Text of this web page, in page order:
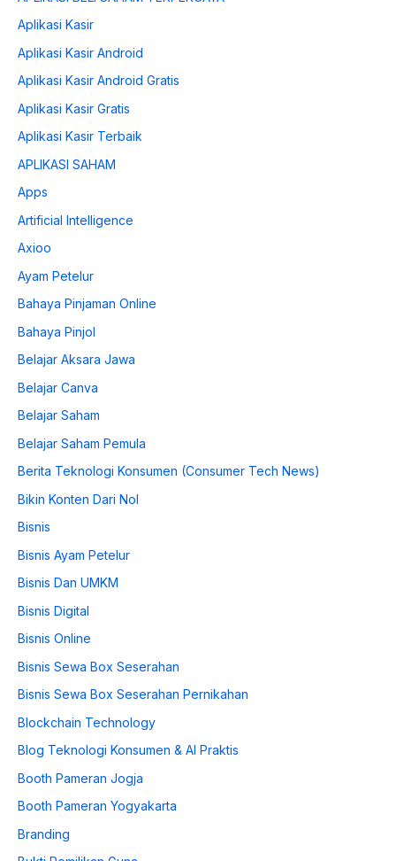
Aplikasi Kasir
Aplikasi Kasir Android
Aplikasi Kasir Android Gratis
Aplikasi Kasir Gratis
Aplikasi Kasir Terbaik
APLIKASI SAHAM
Apps
Artificial Intelligence
Axioo
Ayam Petelur
Bahaya Pinjaman Online
Bahaya Pinjol
Belajar Aksara Jawa
Belajar Canva
Belajar Saham
Belajar Saham Pemula
Berita Teknologi Konsumen (Consumer Tech News)
Bikin Konten Dari Nol
Bisnis
Bisnis Ayam Petelur
Bisnis Dan UMKM
Bisnis Digital
Bisnis Online
Bisnis Sewa Box Seserahan
Bisnis Sewa Box Seserahan Pernikahan
Blockchain Technology
Blog Teknologi Konsumen & AI Praktis
Booth Pameran Jogja
Booth Pameran Yogyakarta
Branding